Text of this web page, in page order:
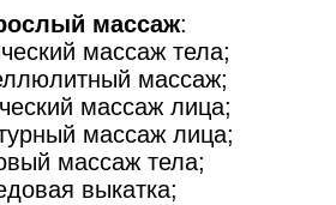
массаж:
массаж тела;
массаж;
массаж лица;
массаж лица;
массаж тела;
выкатка;